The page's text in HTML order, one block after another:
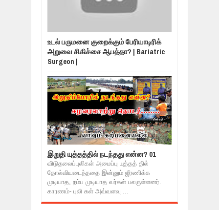
உடல் பருமனை குறைக்கும் பேரியாடிரிக்
அறுவை சிகிச்சை ஆபத்தா? | Bariatric
Surgeon |
இறுதி யுத்தத்தில் நடந்தது என்ன? 01
விடுதலைப்புலிகள் அமைப்பு யுத்தத் தில்
தோல்வியடைந்ததை இன்னும் ஜீரணிக்க
முடியாத, நம்ப முடியாத வர்கள் பலருள்ளனர்.
காரணம்- புலி கள் அவ்வளவு ...